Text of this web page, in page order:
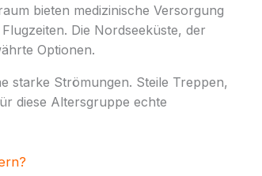
bieten medizinische Versorgung
Die Nordseeküste, der
Optionen.
starke Strömungen. Steile Treppen,
diese Altersgruppe echte